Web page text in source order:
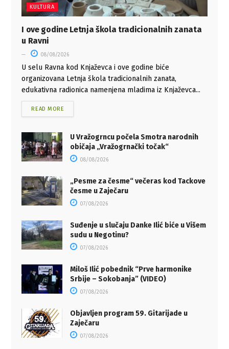
KULTURA
I ove godine Letnja škola tradicionalnih zanata
u Ravni
08/08/2026
U selu Ravna kod Knjaževca i ove godine biće
organizovana Letnja škola tradicionalnih zanata,
edukativna radionica namenjena mladima iz Knjaževca...
READ MORE
U Vražogrncu počela Smotra narodnih
običaja „Vražogrnački točak“
08/08/2026
„Pesme za česme“ večeras kod Tackove
česme u Zaječaru
07/08/2026
Suđenje u slučaju Danke Ilić biće u Višem
sudu u Negotinu?
07/08/2026
Miloš Ilić pobednik “Prve harmonike
Srbije – Sokobanja” (VIDEO)
07/08/2026
Objavljen program 59. Gitarijade u
Zaječaru
07/08/2026